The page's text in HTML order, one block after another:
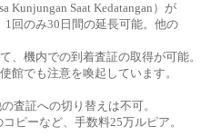
Kunjungan Saat Kedatangan）が
回のみ30日間の延長可能。他の
、機内での到着査証の取得が可能。
館でも注意を喚起しています。
査証への切り替えは不可。
ピーなど、手数料25万ルピア。